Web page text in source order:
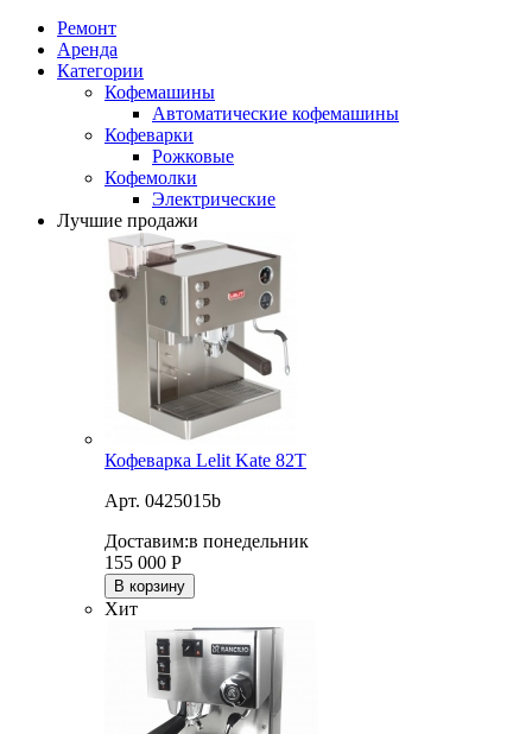
Ремонт
Аренда
Категории
Кофемашины
Автоматические кофемашины
Кофеварки
Рожковые
Кофемолки
Электрические
Лучшие продажи
Кофеварка Lelit Kate 82T
Арт. 0425015b
Доставим:в понедельник
155 000 Р
В корзину
Хит